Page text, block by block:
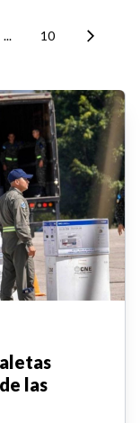
... 10
las